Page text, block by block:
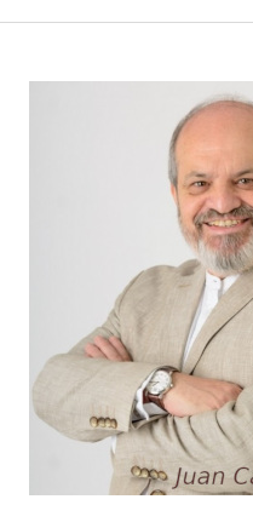
*
Guarda mi
este navegador
Este sitio esta
reCAPTCHA y la
privacidady los
de Googlese